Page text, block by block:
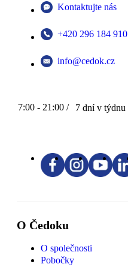
Kontaktujte nás
+420 296 184 910
info@cedok.cz
7:00 - 21:00 / 7 dní v týdnu
O Čedoku
O společnosti
Pobočky